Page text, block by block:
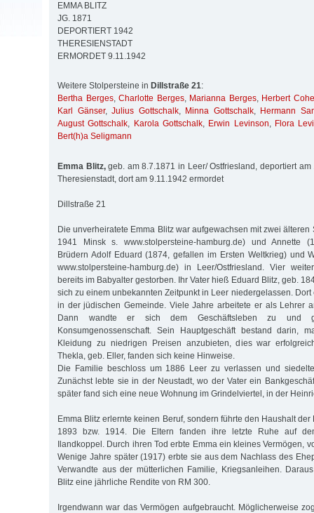
EMMA BLITZ
JG. 1871
DEPORTIERT 1942
THERESIENSTADT
ERMORDET 9.11.1942
Weitere Stolpersteine in Dillstraße 21:
Bertha Berges,Charlotte Berges, Marianna Berges, Herbert
Karl Gänser,Julius Gottschalk, Minna Gottschalk, Hermann
August Gottschalk, Karola Gottschalk, Erwin Levinson, Flora
Bert(h)a Seligmann
Emma Blitz,geb. am 8.7.1871 in Leer/ Ostfriesland, deportiert am
Theresienstadt, dort am 9.11.1942 ermordet
Dillstraße 21
Die unverheiratete Emma Blitz war aufgewachsen mit zwei älteren
1941 Minsk s. www.stolpersteine-hamburg.de) und Annette
Brüdern Adolf Eduard (1874, gefallen im Ersten Weltkrieg) und
www.stolpersteine-hamburg.de) in Leer/Ostfriesland. Vier
bereits im Babyalter gestorben. Ihr Vater hieß Eduard Blitz, geb.
sich zu einem unbekannten Zeitpunkt in Leer niedergelassen.
in der jüdischen Gemeinde. Viele Jahre arbeitete er als Lehrer
Dann wandte er sich dem Geschäftsleben zu und
Konsumgenossenschaft. Sein Hauptgeschäft bestand darin,
Kleidung zu niedrigen Preisen anzubieten, dies war
Thekla, geb. Eller, fanden sich keine Hinweise.
Die Familie beschloss um 1886 Leer zu verlassen und
Zunächst lebte sie in der Neustadt, wo der Vater ein
später fand sich eine neue Wohnung im Grindelviertel, in der
Emma Blitz erlernte keinen Beruf, sondern führte den Haushalt der
1893 bzw. 1914. Die Eltern fanden ihre letzte Ruhe auf
Ilandkoppel. Durch ihren Tod erbte Emma ein kleines Vermögen,
Wenige Jahre später (1917) erbte sie aus dem Nachlass des
Verwandte aus der mütterlichen Familie, Kriegsanleihen.
Blitz eine jährliche Rendite von RM 300.
Irgendwann war das Vermögen aufgebraucht. Möglicherweise